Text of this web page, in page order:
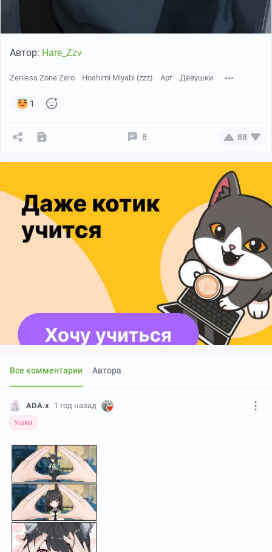
Автор: Hare_Zzv
Zenless Zone Zero Hoshimi Miyabi (zzz) Арт Девушки
1
8 88
Все комментарии Автора
ADA.x 1 год назад
Ушки